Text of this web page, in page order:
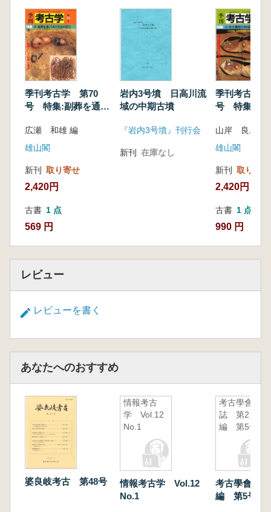
<生産諸力の向上をめぐって>
谷澤亜里 玉生産の画期と弥生社会
谷畑美帆 骨病変からみた弥生人 農耕社会
下における弥生人の骨病変について
村上由美子 弥生時代における木材利用の変
化
<古墳前夜を解析する>
村瀬陸 画文帯神獣鏡からみた弥生のおわり
と古墳のはじまり
森岡秀人 弥生小形仿製鏡はなぜ生まれたか
水澤幸一 北限の高地性集落と古墳の出現
須藤智恵美 初期国家論から考える弥生文化
の時代
<コラム>
柴田妃三光 学生と博物館と考古学を結ぶ新
しい試み 講座「若き考古学徒、論壇デビュ
ー!」
中村健二 東北アジア系青銅剣鋳型の新資料
から 滋賀県上御殿遺跡
【最近の発掘から】
山崎真治 人類史の「空白」を探る 沖縄県
季刊考古学 第70
号 特集:副葬を通し
広瀬 和雄 編
雄山閣
新刊 取り寄せ
2,420円
古書 1 点
569 円
岩内3号墳 日高川流
域の中期古墳
『岩内3号墳』刊行会
新刊 在庫なし
季刊考古学
号 特集:弥
山岸 良二 編
雄山閣
新刊 取り寄せ
2,420円
古書 1 点
990 円
レビュー
レビューを書く
あなたへのおすすめ
婆良岐考古 第48号
情報考古
学 Vol.12
No.1
情報考古学 Vol.12
No.1
考古學會雜
誌 第2
編 第5号
考古學會雜
編 第5号